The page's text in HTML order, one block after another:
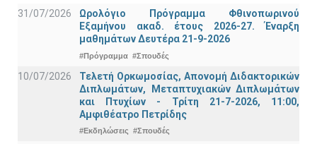
31/07/2026
Ωρολόγιο Πρόγραμμα Φθινοπωρινού
Εξαμήνου ακαδ. έτους 2026-27. Έναρξη
μαθημάτων Δευτέρα 21-9-2026
#Πρόγραμμα #Σπουδές
10/07/2026
Τελετή Ορκωμοσίας, Απονομή Διδακτορικών
Διπλωμάτων, Μεταπτυχιακών Διπλωμάτων
και Πτυχίων - Τρίτη 21-7-2026, 11:00,
Αμφιθέατρο Πετρίδης
#Εκδηλώσεις #Σπουδές